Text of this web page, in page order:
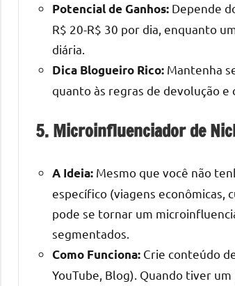
Potencial de Ganhos: Depende
R$ 20-R$ 30 por dia, enquanto
diária.
Dica Blogueiro Rico: Mantenha
quanto às regras de devolução
5. Microinfluenciador de
A Ideia: Mesmo que você não
específico (viagens econômicas,
pode se tornar um
segmentados.
Como Funciona: Crie conteúdo
YouTube, Blog). Quando tiver